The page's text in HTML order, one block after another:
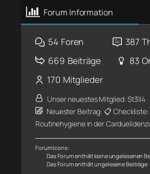
Forum Information
54 Foren 387
669 Beiträge 83
170 Mitglieder
Unser neuestes Mitglied:St3ll4
Neuester Beitrag:📋
Routinehygiene in der
Forum Icons:
Das Forum enthält keine ungelesenen
Das Forum enthält ungelesene Beiträge